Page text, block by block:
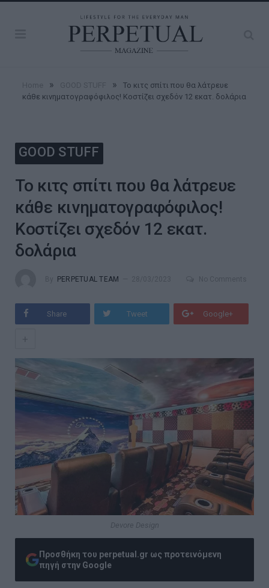
» »
Το κιτς σπίτι που θα λάτρευε
κάθε κινηματογραφόφιλος! Κοστίζει σχεδόν 12 εκατ. δολάρια
GOOD STUFF
Το κιτς σπίτι που θα λάτρευε
κάθε κινηματογραφόφιλος!
Κοστίζει σχεδόν 12 εκατ.
δολάρια
PERPETUAL TEAM
Share Tweet Google+
Devore Design
Προσθήκη του perpetual.gr ως προτεινόμενη
πηγή στην Google